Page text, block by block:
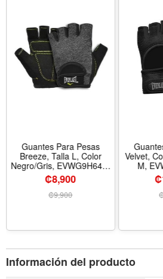
Guantes Para Pesas
Breeze, Talla L, Color
Negro/Gris, EVWG9H642-
L EVERLAST
₡8,900
₡9,900
Velvet,
M,
Información del producto